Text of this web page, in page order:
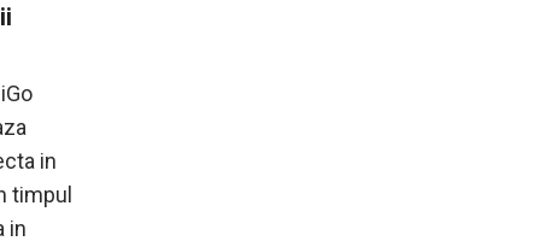
in
timpul
in